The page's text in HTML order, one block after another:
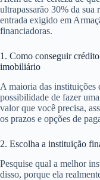
ultrapassarão 30% da
entrada exigido em
financiadoras.
1. Como conseguir
imobiliário
A maioria das instituições
possibilidade de fazer
valor que você precisa,
os prazos e opções de
2. Escolha a instituição
Pesquise qual a melhor
disso, porque ela